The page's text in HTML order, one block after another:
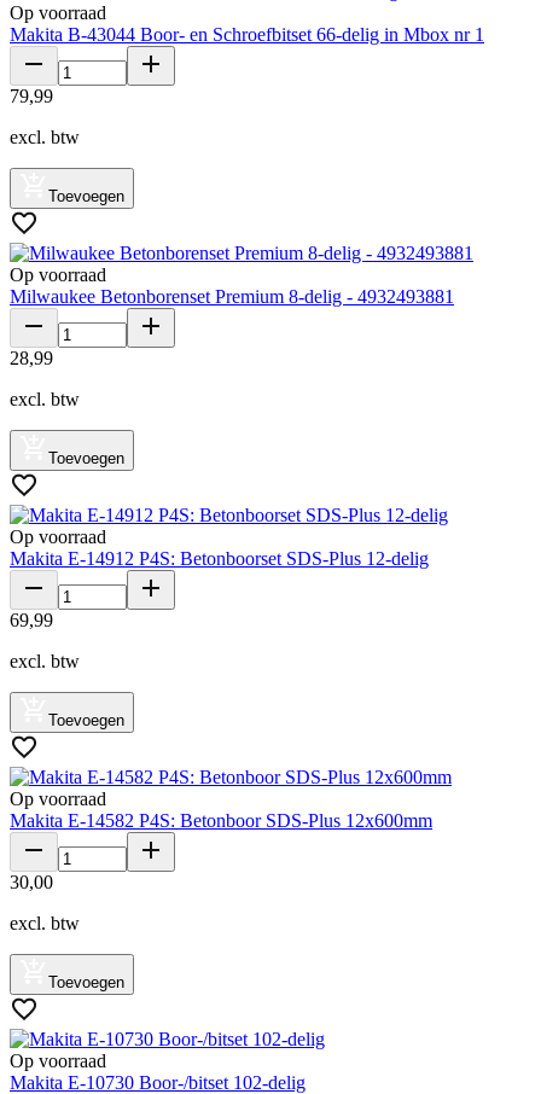
Op voorraad
Makita B-43044 Boor- en Schroefbitset 66-delig in Mbox nr 1
79,99
excl. btw
Toevoegen
Op voorraad
Milwaukee Betonborenset Premium 8-delig - 4932493881
28,99
excl. btw
Toevoegen
Op voorraad
Makita E-14912 P4S: Betonboorset SDS-Plus 12-delig
69,99
excl. btw
Toevoegen
Op voorraad
Makita E-14582 P4S: Betonboor SDS-Plus 12x600mm
30,00
excl. btw
Toevoegen
Op voorraad
Makita E-10730 Boor-/bitset 102-delig